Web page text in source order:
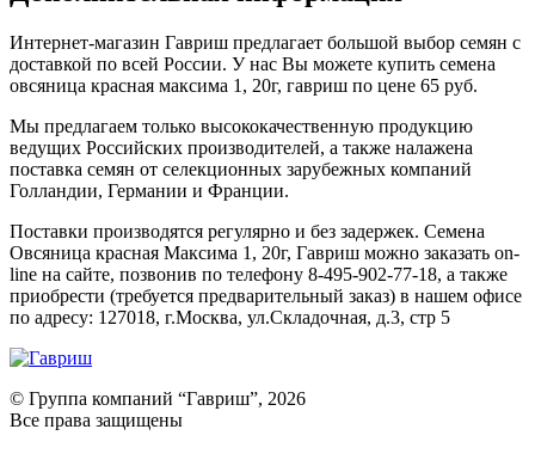
Интернет-магазин Гавриш предлагает большой выбор семян с
доставкой по всей России. У нас Вы можете купить семена
овсяница красная максима 1, 20г, гавриш по цене 65 руб.
Мы предлагаем только высококачественную продукцию
ведущих Российских производителей, а также налажена
поставка семян от селекционных зарубежных компаний
Голландии, Германии и Франции.
Поставки производятся регулярно и без задержек. Семена
Овсяница красная Максима 1, 20г, Гавриш можно заказать on-
line на сайте, позвонив по телефону 8-495-902-77-18, а также
приобрести (требуется предварительный заказ) в нашем офисе
по адресу: 127018, г.Москва, ул.Складочная, д.3, стр 5
© Группа компаний “Гавриш”, 2026
Все права защищены